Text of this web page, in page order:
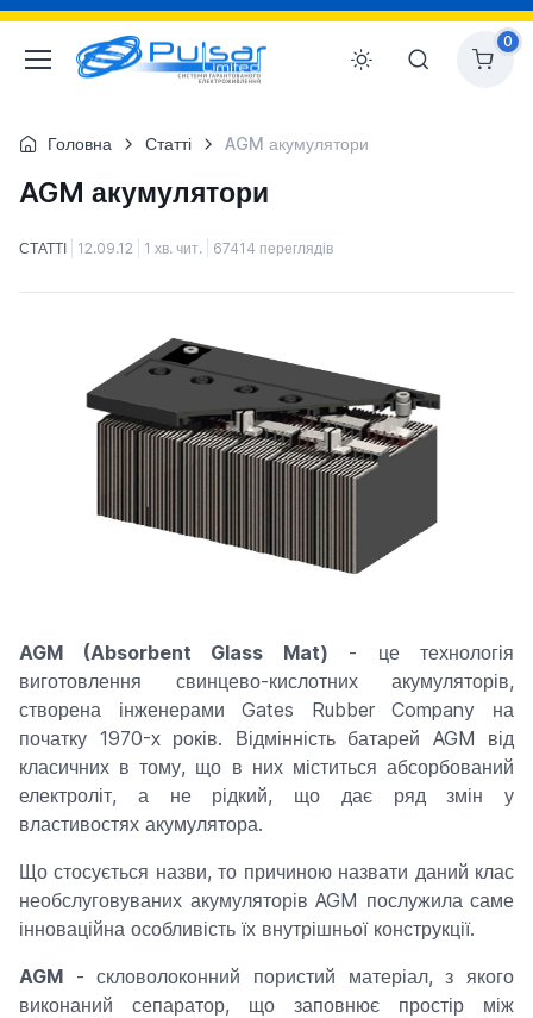
0
Головна Статті AGM акумулятори
AGM акумулятори
СТАТТІ 12.09.12 1 хв. чит. 67414 переглядів
AGM (Absorbent Glass Mat) - це технологія
виготовлення свинцево-кислотних акумуляторів,
створена інженерами Gates Rubber Company на
початку 1970-х років. Відмінність батарей AGM від
класичних в тому, що в них міститься абсорбований
електроліт, а не рідкий, що дає ряд змін у
властивостях акумулятора.
Що стосується назви, то причиною назвати даний клас
необслуговуваних акумуляторів AGM послужила саме
інноваційна особливість їх внутрішньої конструкції.
AGM - скловолоконний пористий матеріал, з якого
виконаний сепаратор, що заповнює простір між